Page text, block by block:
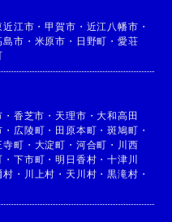
近江市 ・甲賀市 ・ 近江八幡市 ・
島市 ・ 米原市 ・ 日野町 ・ 愛荘
・ 香芝市 ・ 天理市 ・大和高田
・ 広陵町 ・ 田原本町 ・斑鳩町 ・
寺町 ・ 大淀町 ・ 河合町 ・ 川西
・ 下市町 ・明日香村 ・十津川
村 ・ 川上村 ・ 天川村 ・黒滝村 ・